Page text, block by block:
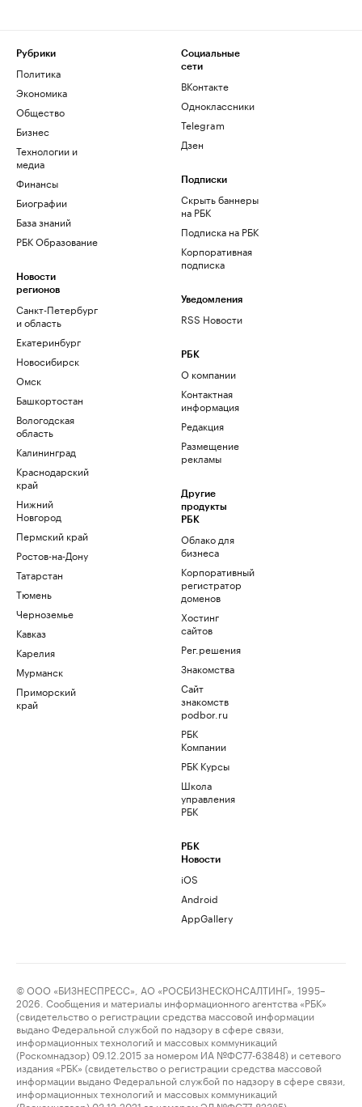
Рубрики
Политика
Экономика
Общество
Бизнес
Технологии и
медиа
Финансы
Биографии
База знаний
РБК Образование
Новости
регионов
Санкт-Петербург
и область
Екатеринбург
Новосибирск
Омск
Башкортостан
Вологодская
область
Калининград
Краснодарский
край
Нижний
Новгород
Пермский край
Ростов-на-Дону
Татарстан
Тюмень
Черноземье
Кавказ
Карелия
Мурманск
Приморский
край
Социальные
сети
ВКонтакте
Одноклассники
Telegram
Дзен
Подписки
Скрыть баннеры
на РБК
Подписка на РБК
Корпоративная
подписка
Уведомления
RSS Новости
РБК
О компании
Контактная
информация
Редакция
Размещение
рекламы
Другие
продукты
РБК
Облако для
бизнеса
Корпоративный
регистратор
доменов
Хостинг
сайтов
Рег.решения
Знакомства
Сайт
знакомств
podbor.ru
РБК
Компании
РБК Курсы
Школа
управления
РБК
РБК
Новости
iOS
Android
AppGallery
© ООО «БИЗНЕСПРЕСС», АО «РОСБИЗНЕСКОНСАЛТИНГ», 1995–
2026. Сообщения и материалы информационного агентства «РБК»
(свидетельство о регистрации средства массовой информации
выдано Федеральной службой по надзору в сфере связи,
информационных технологий и массовых коммуникаций
(Роскомнадзор) 09.12.2015 за номером ИА №ФС77-63848) и сетевого
издания «РБК» (свидетельство о регистрации средства массовой
информации выдано Федеральной службой по надзору в сфере связи,
информационных технологий и массовых коммуникаций